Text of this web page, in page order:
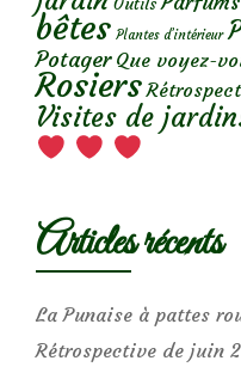
bêtes Plantes d’intérieur
Potager Que voyez-
Rosiers
Visites de
Articles récents
La Punaise à pattes
Rétrospective de juin